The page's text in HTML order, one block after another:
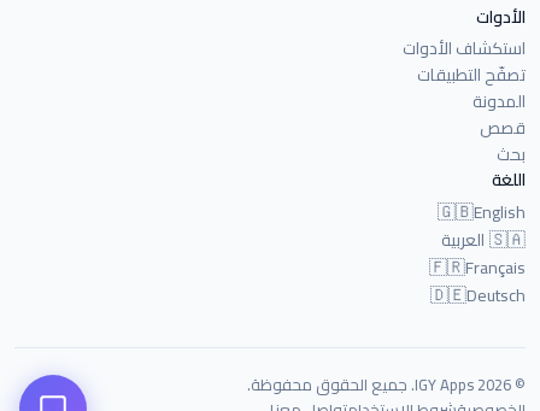
الأدوات
استكشاف الأدوات
تصفّح التطبيقات
المدونة
قصص
بحث
اللغة
🇬🇧English
🇸🇦العربية
🇫🇷Français
🇩🇪Deutsch
© 2026 IGY Apps. جميع الحقوق محفوظة.